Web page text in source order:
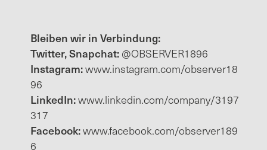
Bleiben wir in Verbindung:
Twitter, Snapchat:@OBSERVER1896
Instagram:www.instagram.com/observer18
96
LinkedIn:www.linkedin.com/company/3197
317
Facebook:www.facebook.com/observer189
6